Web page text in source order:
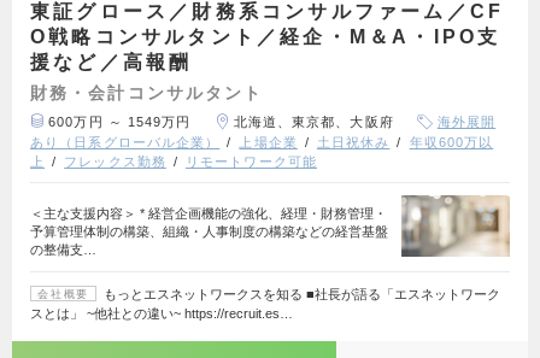
東証グロース／財務系コンサルファーム／CF
O戦略コンサルタント／経企・M＆A・IPO支
援など／高報酬
財務・会計コンサルタント
600万円 ～ 1549万円 北海道、東京都、大阪府
海外展開
あり（日系グローバル企業）
上場企業 土日祝休み
年収600万以
上
フレックス勤務 リモートワーク可能
＜主な支援内容＞ * 経営企画機能の強化、経理・財務管理・
予算管理体制の構築、組織・人事制度の構築などの経営基盤
の整備支…
会社概要
もっとエスネットワークスを知る ■社長が語る「エスネットワーク
スとは」 ~他社との違い~ https://recruit.es…